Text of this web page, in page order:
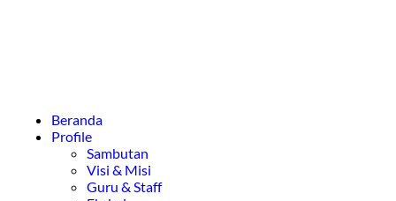
Beranda
Profile
Sambutan
Visi & Misi
Guru & Staff